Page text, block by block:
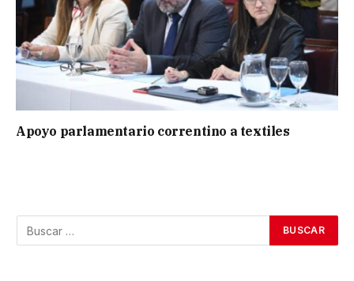
Apoyo parlamentario correntino a textiles